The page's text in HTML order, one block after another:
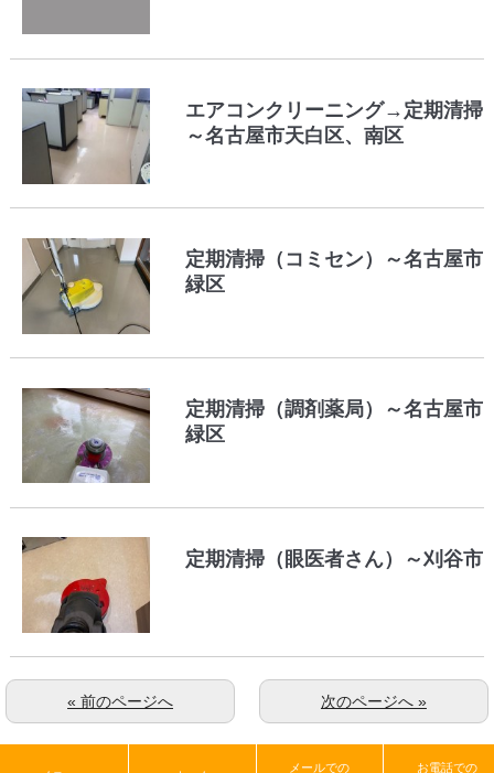
エアコンクリーニング→定期清掃
～名古屋市天白区、南区
定期清掃（コミセン）～名古屋市
緑区
定期清掃（調剤薬局）～名古屋市
緑区
定期清掃（眼医者さん）～刈谷市
次のページへ »
« 前のページへ
メールでの お電話での